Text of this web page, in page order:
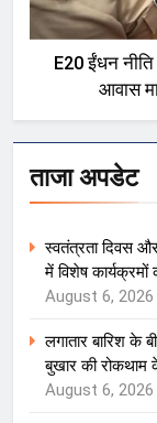
E20 ईंधन
आवास
ताजा अपडेट
स्वतंत्रता दिवस
में विशेष कार्यक्रमों
August 6, 2026
लगातार बारिश के
बुखार की रोकथाम
August 6, 2026